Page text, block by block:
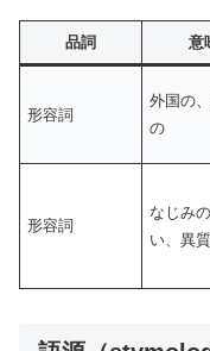
品詞 意
形容詞
外国の
の
形容詞
なじみ
い、異